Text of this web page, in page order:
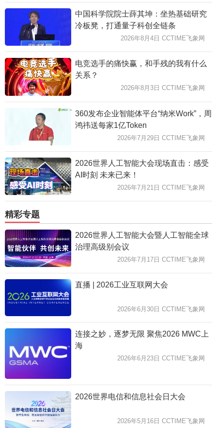
中国科学院院士薛其坤：坐热基础研究
冷板凳，打通量子科创全链条
2026年8月4日 CCTIME飞象网
电竞选手的痛快赢，和手残的我有什么
关系？
2026年8月3日 CCTIME飞象网
360发布企业智能体平台“纳米Work”，周
鸿祎送每家1亿Token
2026年7月29日 CCTIME飞象网
2026世界人工智能大会现场直击：感受
AI时刻 未来已来！
2026年7月21日 CCTIME飞象网
精彩专题
2026世界人工智能大会暨人工智能全球
治理高级别会议
2026年7月17日 CCTIME飞象网
直播 | 2026工业互联网大会
2026年6月30日 CCTIME飞象网
连接之妙，逐梦无限 聚焦2026 MWC上
海
2026年6月23日 CCTIME飞象网
2026世界电信和信息社会日大会
2026年5月16日 CCTIME飞象网